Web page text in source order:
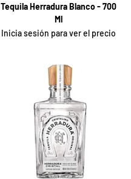
Tequila Herradura Blanco - 700
Ml
Inicia sesión para ver el precio